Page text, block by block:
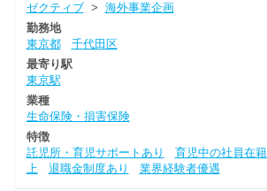
ゼクティブ> 海外事業企画
勤務地
東京都
千代田区
最寄り駅
東京駅
業種
生命保険・損害保険
特徴
託児所・育児サポートあり
育児中の社員在
上
退職金制度あり 業界経験者優遇